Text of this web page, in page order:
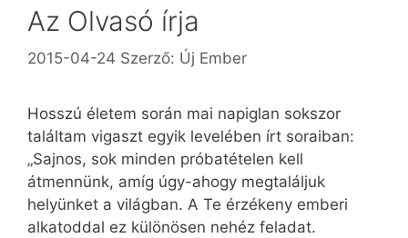
Az Olvasó írja
2015-04-24 Szerző: Új Ember
Hosszú életem során mai napiglan sokszor
találtam vigaszt egyik levelében írt soraiban:
„Sajnos, sok minden próbatételen kell
átmennünk, amíg úgy-ahogy megtaláljuk
helyünket a világban. A Te érzékeny emberi
alkatoddal ez különösen nehéz feladat.